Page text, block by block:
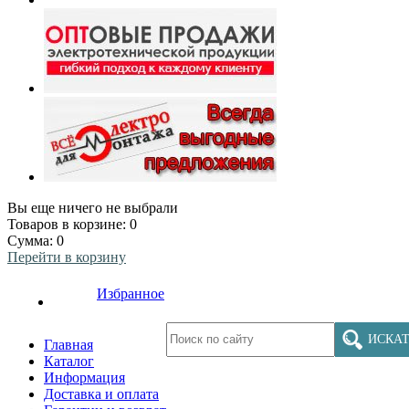
Вы еще ничего не выбрали
Товаров в корзине: 0
Сумма: 0
Перейти в корзину
Избранное
Главная
Каталог
Информация
Доставка и оплата